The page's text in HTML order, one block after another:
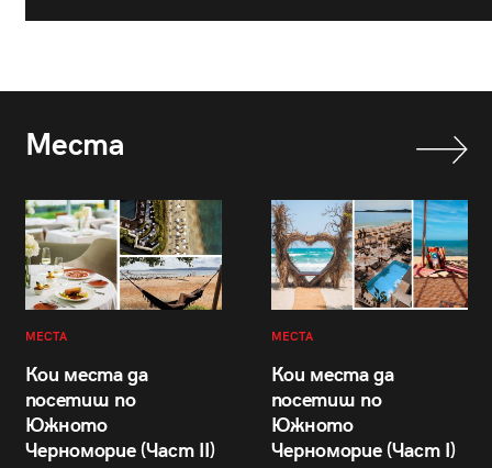
Места
МЕСТА
Кои места да
посетиш по
Южното
Черноморие (Част II)
МЕСТА
Кои места да
посетиш по
Южното
Черноморие (Част I)